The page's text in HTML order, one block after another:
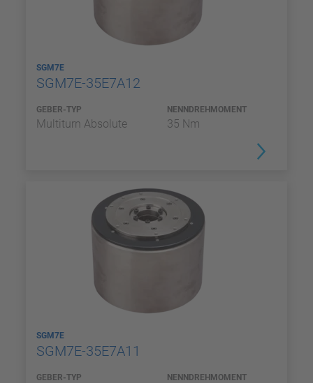
SGM7E
SGM7E-35E7A12
GEBER-TYP
Multiturn Absolute
NENNDREHMOMENT
35 Nm
SGM7E
SGM7E-35E7A11
GEBER-TYP NENNDREHMOMENT